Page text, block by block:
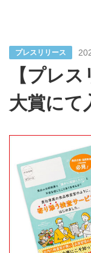
プレスリリース
【プレ
大賞にて